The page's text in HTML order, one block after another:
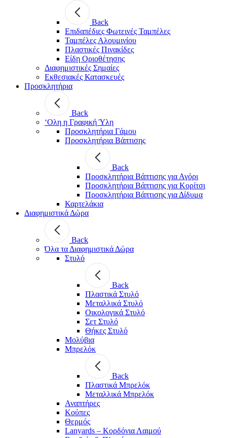
Back
Επιδαπέδιες Φωτεινές Ταμπέλες
Ταμπέλες Αλουμινίου
Πλαστικές Πινακίδες
Είδη Οριοθέτησης
Διαφημιστικές Σημαίες
Εκθεσιακές Κατασκευές
Προσκλητήρια
Back
‘Ολη η Γραφική Ύλη
Προσκλητήρια Γάμου
Προσκλητήρια Βάπτισης
Back
Προσκλητήρια Βάπτισης για Αγόρι
Προσκλητήρια Βάπτισης για Κορίτσι
Προσκλητήρια Βάπτισης για Δίδυμα
Καρτελάκια
Διαφημιστικά Δώρα
Back
Όλα τα Διαφημιστικά Δώρα
Στυλό
Back
Πλαστικά Στυλό
Μεταλλικά Στυλό
Οικολογικά Στυλό
Σετ Στυλό
Θήκες Στυλό
Μολύβια
Μπρελόκ
Back
Πλαστικά Μπρελόκ
Μεταλλικά Μπρελόκ
Αναπτήρες
Κούπες
Θερμός
Lanyards – Kορδόνια Λαιμού